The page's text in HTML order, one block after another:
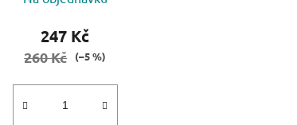
247 Kč
260 Kč (–5 %)